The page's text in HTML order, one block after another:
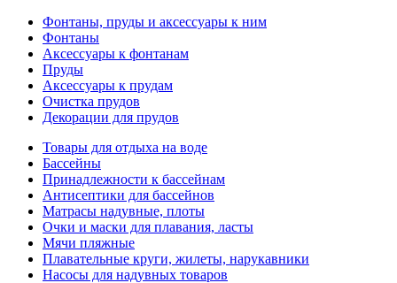
Фонтаны, пруды и аксессуары к ним
Фонтаны
Аксессуары к фонтанам
Пруды
Аксессуары к прудам
Очистка прудов
Декорации для прудов
Товары для отдыха на воде
Бассейны
Принадлежности к бассейнам
Антисептики для бассейнов
Матраcы надувные, плоты
Очки и маски для плавания, ласты
Мячи пляжные
Плавательные круги, жилеты, нарукавники
Насосы для надувных товаров